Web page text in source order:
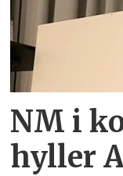
NM i
hyller